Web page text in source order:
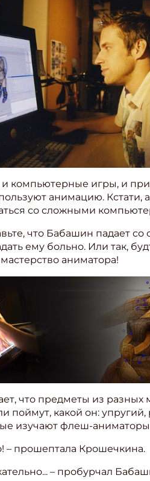
и компьютерные игры, и
анимацию.
со сложными
что Бабашин падает
ему больно. Или так,
аниматора!
что предметы из разных
поймут, какой он:
изучают флеш-
– прошептала Крошечкина.
– пробурчал